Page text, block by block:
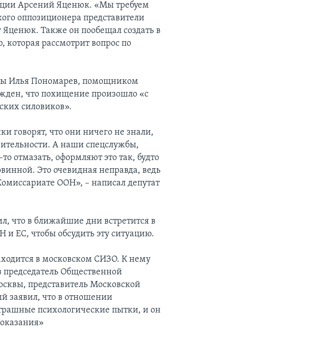
Арсений Яценюк. «Мы требуем
оппозиционера представители
Яценюк. Также он пообещал создать в
рассмотрит вопрос по
Илья Пономарев, помощником
что похищение произошло «с
силовиков».
говорят, что они ничего не знали,
А наши спецслужбы,
отмазать, оформляют это так, будто
Это очевидная неправда, ведь
ООН», – написал депутат
что в ближайшие дни встретится в
и ЕС, чтобы обсудить эту ситуацию.
в московском СИЗО. К нему
Общественной
представитель Московской
заявил, что в отношении
психологические пытки, и он